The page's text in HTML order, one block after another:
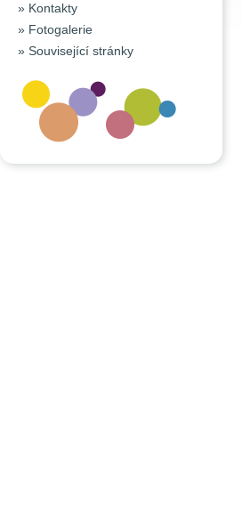
» Kontakty
» Fotogalerie
» Související stránky